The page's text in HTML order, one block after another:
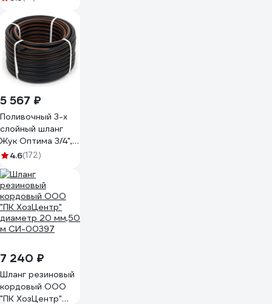
мм, D 20 мм, 25 м
66-3-220
5 567 ₽
Поливочный 3-х
слойный шланг
Жук Оптима 3/4",
50 м 1716-00
4.6(172)
7 240 ₽
Шланг резиновый
кордовый ООО
"ПК ХозЦентр"